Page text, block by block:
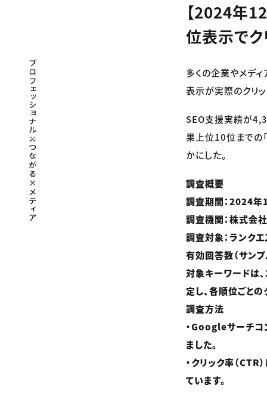
【2024年
位表示でク
多くの企業やメデ
表示が実際のクリ
SEO支援実績が
果上位10位までの
かにした。
調査概要
調査期間：2024
調査機関：株式会
調査対象：ラン
有効回答数（サン
対象キーワードは
定し、各順位ごと
調査方法
・Googleサーチコ
ました。
・クリック率（
ています。